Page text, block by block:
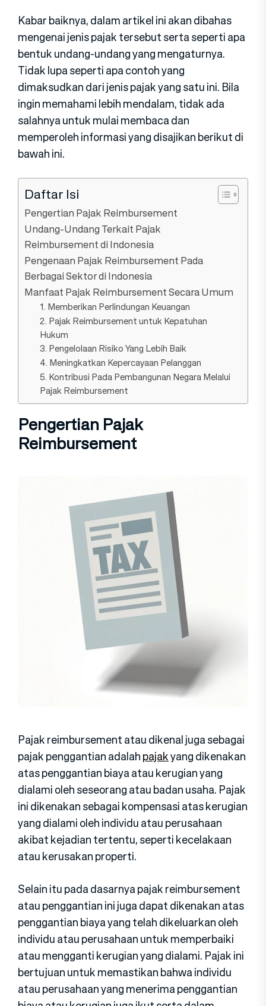
Kabar baiknya, dalam artikel ini akan dibahas
mengenai jenis pajak tersebut serta seperti apa
bentuk undang-undang yang mengaturnya.
Tidak lupa seperti apa contoh yang
dimaksudkan dari jenis pajak yang satu ini. Bila
ingin memahami lebih mendalam, tidak ada
salahnya untuk mulai membaca dan
memperoleh informasi yang disajikan berikut di
bawah ini.
Daftar Isi
Pengertian Pajak Reimbursement
Undang-Undang Terkait Pajak
Reimbursement di Indonesia
Pengenaan Pajak Reimbursement Pada
Berbagai Sektor di Indonesia
Manfaat Pajak Reimbursement Secara Umum
1. Memberikan Perlindungan Keuangan
2. Pajak Reimbursement untuk Kepatuhan
Hukum
3. Pengelolaan Risiko Yang Lebih Baik
4. Meningkatkan Kepercayaan Pelanggan
5. Kontribusi Pada Pembangunan Negara Melalui
Pajak Reimbursement
Pengertian Pajak
Reimbursement
Pajak reimbursement atau dikenal juga sebagai
pajak penggantian adalahpajakyang dikenakan
atas penggantian biaya atau kerugian yang
dialami oleh seseorang atau badan usaha. Pajak
ini dikenakan sebagai kompensasi atas kerugian
yang dialami oleh individu atau perusahaan
akibat kejadian tertentu, seperti kecelakaan
atau kerusakan properti.
Selain itu pada dasarnya pajak reimbursement
atau penggantian ini juga dapat dikenakan atas
penggantian biaya yang telah dikeluarkan oleh
individu atau perusahaan untuk memperbaiki
atau mengganti kerugian yang dialami. Pajak ini
bertujuan untuk memastikan bahwa individu
atau perusahaan yang menerima penggantian